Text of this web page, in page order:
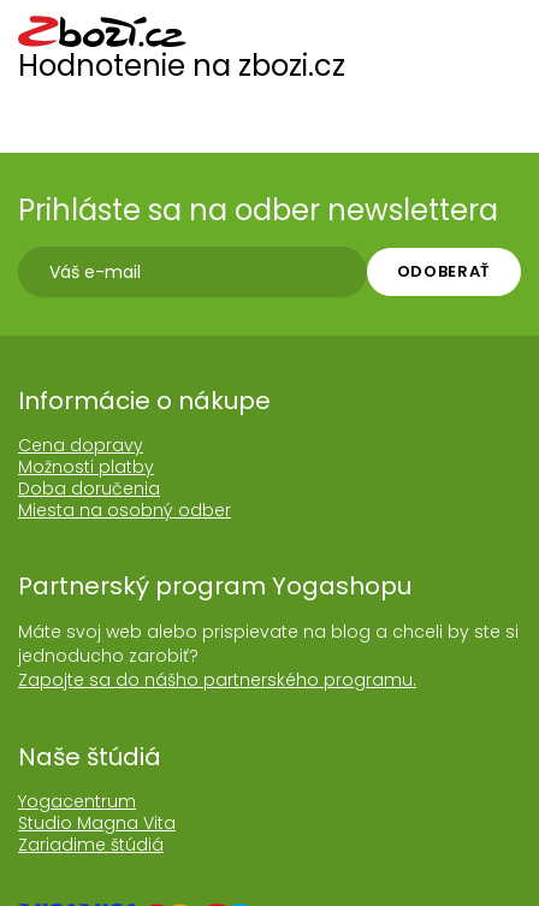
Hodnotenie na zbozi.cz
Prihláste sa na odber newslettera
ODOBERAŤ
Informácie o nákupe
Cena dopravy
Možnosti platby
Doba doručenia
Miesta na osobný odber
Partnerský program Yogashopu
Máte svoj web alebo prispievate na blog a chceli by ste si
jednoducho zarobiť?
Zapojte sa do nášho partnerského programu.
Naše štúdiá
Yogacentrum
Studio Magna Vita
Zariadime štúdiá